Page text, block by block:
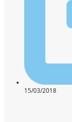
15/03/2018